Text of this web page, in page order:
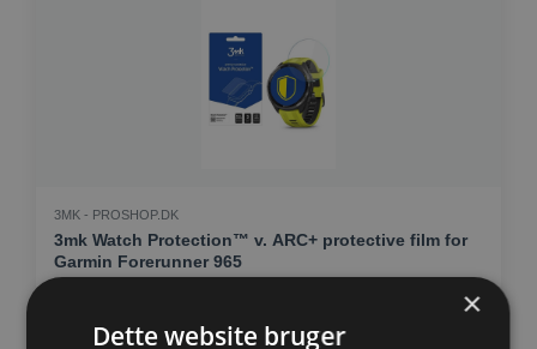
3MK - PROSHOP.DK
3mk Watch Protection™ v. ARC+ protective film for
Garmin Forerunner 965
×
Dette website bruger